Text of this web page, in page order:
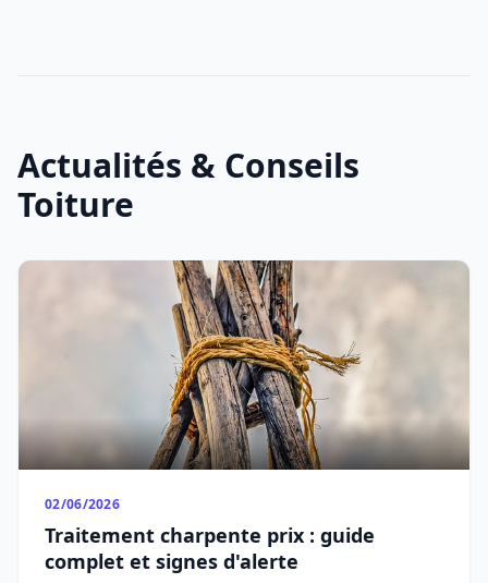
Actualités & Conseils
Toiture
02/06/2026
Traitement charpente prix : guide
complet et signes d'alerte